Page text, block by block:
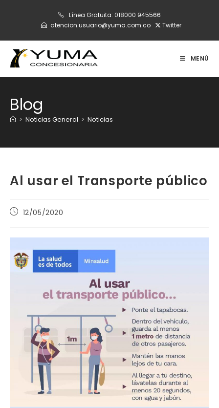
Línea Gratuita: 018000 945566
atencion.usuario@yuma.com.co
Twitter
MENÚ
Blog
> Noticias General > Noticias
Al usar el Transporte público
Publicación
entrada:
12/05/2020